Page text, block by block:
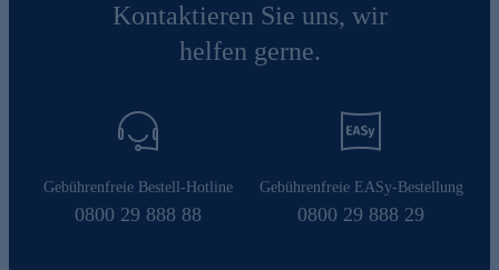
Kontaktieren Sie uns, wir
helfen gerne.
Gebührenfreie Bestell-Hotline
0800 29 888 88
Gebührenfreie EASy-Bestellung
0800 29 888 29